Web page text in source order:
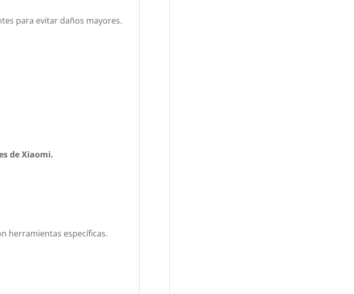
para evitar daños mayores.
de Xiaomi.
herramientas específicas.